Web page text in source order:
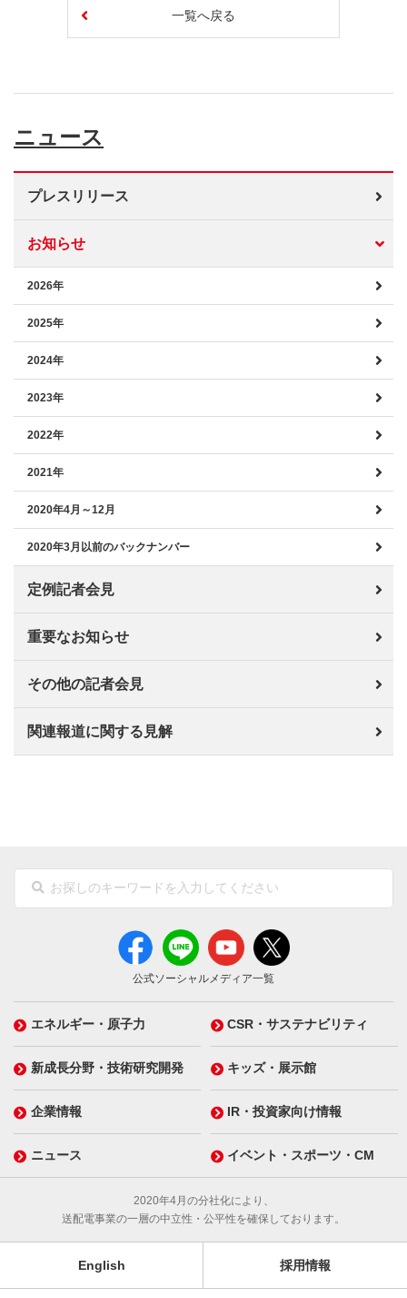
一覧へ戻る
ニュース
プレスリリース
お知らせ
2026年
2025年
2024年
2023年
2022年
2021年
2020年4月～12月
2020年3月以前のバックナンバー
定例記者会見
重要なお知らせ
その他の記者会見
関連報道に関する見解
公式ソーシャルメディア一覧
エネルギー・原子力 CSR・サステナビリティ
新成長分野・技術研究開発 キッズ・展示館
企業情報 IR・投資家向け情報
ニュース イベント・スポーツ・CM
2020年4月の分社化により、
送配電事業の一層の中立性・公平性を確保しております。
English 採用情報